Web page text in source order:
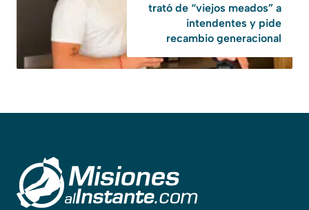
trató de “viejos meados” a
intendentes y pide
recambio generacional